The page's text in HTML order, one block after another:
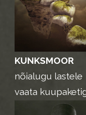
KUNKSMOOR
nõialugu lastele
vaata